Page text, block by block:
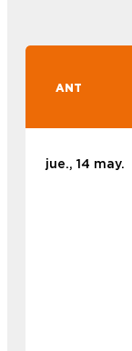
ANT
jue., 14 may.